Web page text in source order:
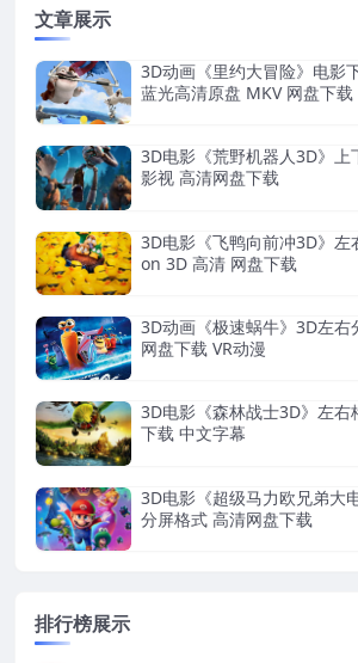
文章展示
3D动画《里约大冒险》电影
蓝光高清原盘 MKV 网盘下载
3D电影《荒野机器人3D》上
影视 高清网盘下载
3D电影《飞鸭向前冲3D》
on 3D 高清 网盘下载
3D动画《极速蜗牛》3D左右
网盘下载 VR动漫
3D电影《森林战士3D》左右
下载 中文字幕
3D电影《超级马力欧兄弟大
分屏格式 高清网盘下载
排行榜展示